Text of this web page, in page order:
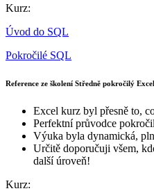
Kurz:
Úvod do SQL
Pokročilé SQL
Reference ze školení Středně pokročilý
Excel kurz byl přesně to,
Perfektní průvodce
Výuka byla dynamická,
Určitě doporučuji všem,
další úroveň!
Kurz: